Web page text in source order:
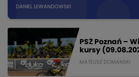
DANIEL LEWANDOWSKI
PSŻ Poznań –
kursy
MATEUSZ DOMANSKI